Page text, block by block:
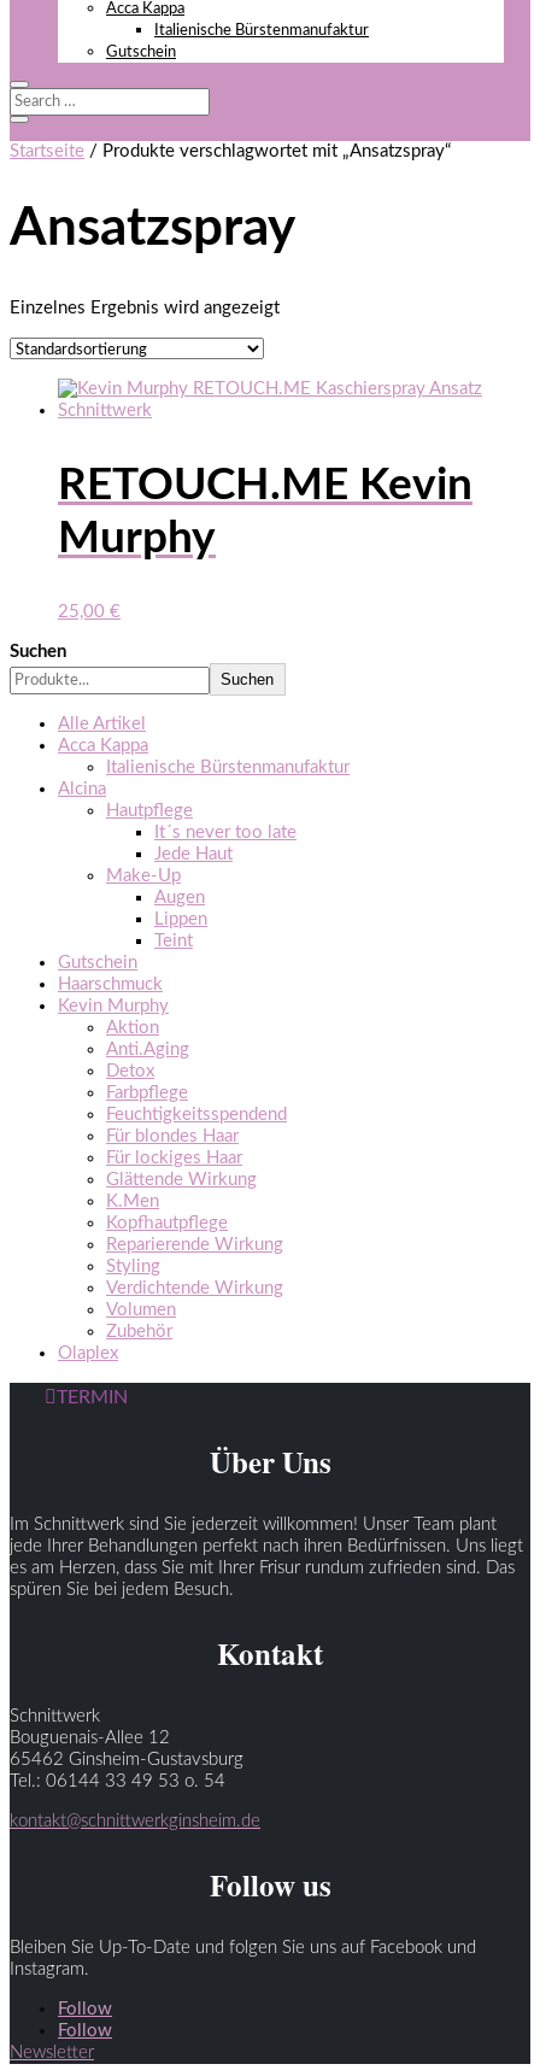
Acca Kappa
Italienische Bürstenmanufaktur
Gutschein
Startseite / Produkte verschlagwortet mit „Ansatzspray“
Ansatzspray
Einzelnes Ergebnis wird angezeigt
RETOUCH.ME Kevin
Murphy
25,00 €
Suchen
Suchen
Alle Artikel
Acca Kappa
Italienische Bürstenmanufaktur
Alcina
Hautpflege
It´s never too late
Jede Haut
Make-Up
Augen
Lippen
Teint
Gutschein
Haarschmuck
Kevin Murphy
Aktion
Anti.Aging
Detox
Farbpflege
Feuchtigkeitsspendend
Für blondes Haar
Für lockiges Haar
Glättende Wirkung
K.Men
Kopfhautpflege
Reparierende Wirkung
Styling
Verdichtende Wirkung
Volumen
Zubehör
Olaplex
TERMIN
Über Uns
Im Schnittwerk sind Sie jederzeit willkommen! Unser Team plant
jede Ihrer Behandlungen perfekt nach ihren Bedürfnissen. Uns liegt
es am Herzen, dass Sie mit Ihrer Frisur rundum zufrieden sind. Das
spüren Sie bei jedem Besuch.
Kontakt
Schnittwerk
Bouguenais-Allee 12
65462 Ginsheim-Gustavsburg
Tel.: 06144 33 49 53 o. 54
kontakt@schnittwerkginsheim.de
Follow us
Bleiben Sie Up-To-Date und folgen Sie uns auf Facebook und
Instagram.
Follow
Follow
Newsletter